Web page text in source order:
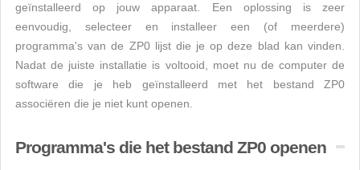
geïnstalleerd op jouw apparaat. Een oplossing is zeer
eenvoudig, selecteer en installeer een (of meerdere)
programma's van de ZP0 lijst die je op deze blad kan vinden.
Nadat de juiste installatie is voltooid, moet nu de computer de
software die je heb geïnstalleerd met het bestand ZP0
associëren die je niet kunt openen.
Programma's die het bestand ZP0 openen